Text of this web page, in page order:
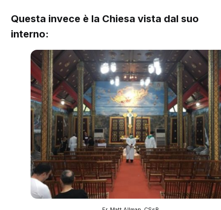
Questa invece è la Chiesa vista dal suo
interno: